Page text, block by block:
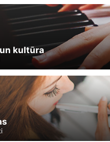
kultūra